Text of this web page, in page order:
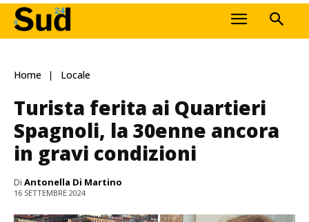
Home Locale
Turista ferita ai Quartieri
Spagnoli, la 30enne ancora
in gravi condizioni
Di Antonella Di Martino
16 SETTEMBRE 2024